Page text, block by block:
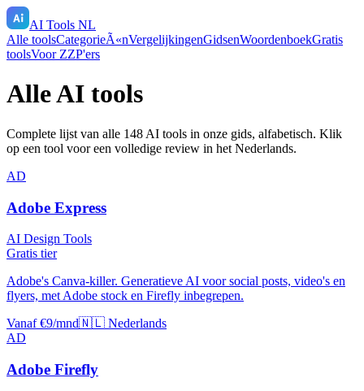
AI Tools NL
Alle toolsCategorieÃ«nVergelijkingenGidsenWoordenboekGratis
toolsVoor ZZP'ers
Alle AI tools
Complete lijst van alle 148 AI tools in onze gids, alfabetisch. Klik
op een tool voor een volledige review in het Nederlands.
AD
Adobe Express
AI Design Tools
Gratis tier
Adobe's Canva-killer. Generatieve AI voor social posts, video's en
flyers, met Adobe stock en Firefly inbegrepen.
Vanaf €9/mnd🇳🇱 Nederlands
AD
Adobe Firefly